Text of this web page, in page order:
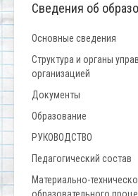
Сведения об
Основные сведения
Структура и органы
организацией
Документы
Образование
РУКОВОДСТВО
Педагогический состав
Материально-